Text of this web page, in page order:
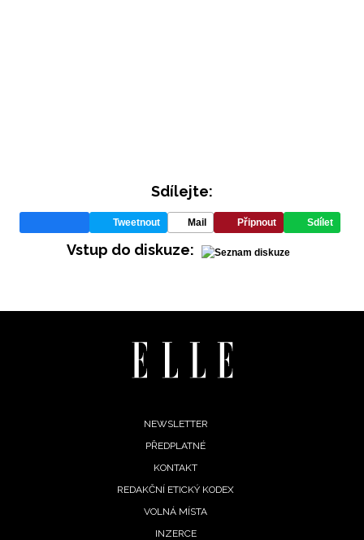
INFORMACE
Sdílejte:
Tweetnout Mail Připnout Sdílet
Vstup do diskuze:
NEWSLETTER
PŘEDPLATNÉ
KONTAKT
REDAKČNÍ ETICKÝ KODEX
VOLNÁ MÍSTA
INZERCE